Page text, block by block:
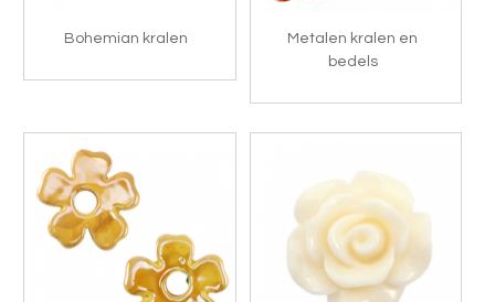
Bohemian kralen
Metalen kralen en
bedels